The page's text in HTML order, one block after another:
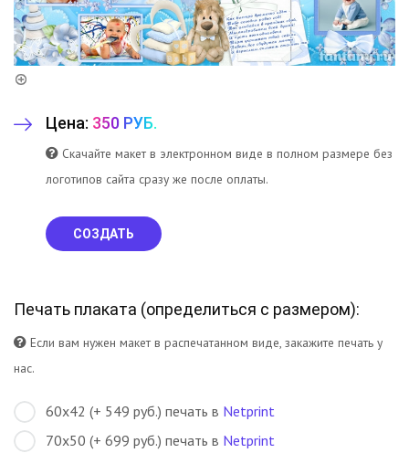
Цена: 350 РУБ.
Скачайте макет в электронном виде в полном размере без
логотипов сайта сразу же после оплаты.
СОЗДАТЬ
Печать плаката (определиться с размером):
Если вам нужен макет в распечатанном виде, закажите печать у
нас.
60х42 (+ 549 руб.) печать в Netprint
70х50 (+ 699 руб.) печать в Netprint